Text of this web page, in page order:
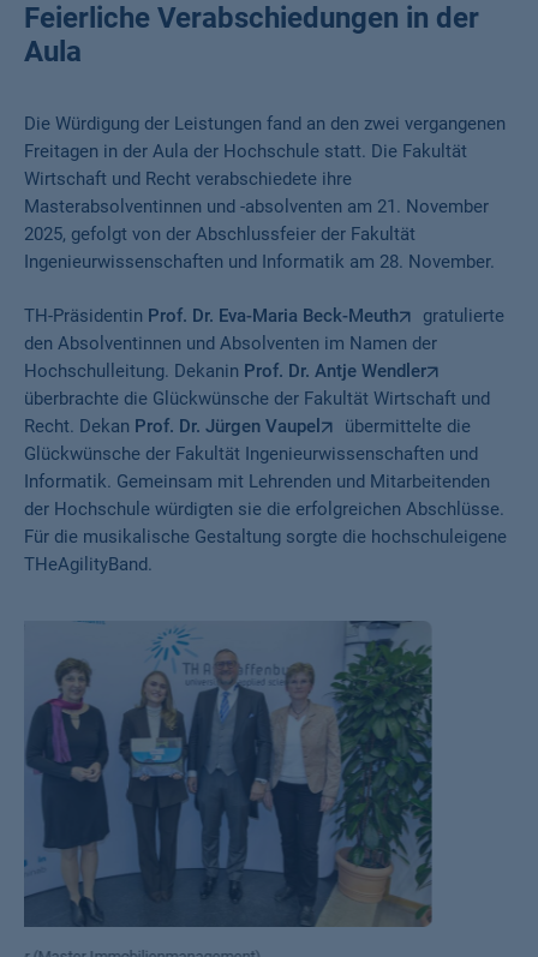
Feierliche Verabschiedungen in der
Aula
Die Würdigung der Leistungen fand an den zwei vergangenen
Freitagen in der Aula der Hochschule statt. Die Fakultät
Wirtschaft und Recht verabschiedete ihre
Masterabsolventinnen und -absolventen am 21. November
2025, gefolgt von der Abschlussfeier der Fakultät
Ingenieurwissenschaften und Informatik am 28. November.
TH-Präsidentin Prof. Dr. Eva-Maria Beck-Meuth
gratulierte
den Absolventinnen und Absolventen im Namen der
Hochschulleitung. Dekanin Prof. Dr. Antje Wendler
überbrachte die Glückwünsche der Fakultät Wirtschaft und
Recht. Dekan Prof. Dr. Jürgen Vaupel
übermittelte die
Glückwünsche der Fakultät Ingenieurwissenschaften und
Informatik. Gemeinsam mit Lehrenden und Mitarbeitenden
der Hochschule würdigten sie die erfolgreichen Abschlüsse.
Für die musikalische Gestaltung sorgte die hochschuleigene
THeAgilityBand.